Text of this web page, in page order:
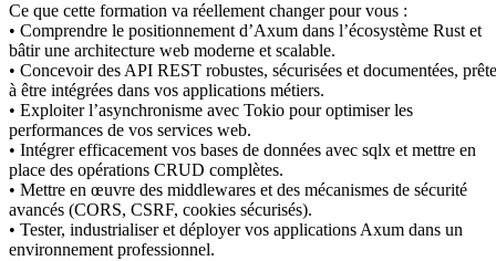
Ce que cette formation va réellement changer pour vous :
• Comprendre le positionnement d’Axum dans l’écosystème Rust et
bâtir une architecture web moderne et scalable.
• Concevoir des API REST robustes, sécurisées et documentées,
à être intégrées dans vos applications métiers.
• Exploiter l’asynchronisme avec Tokio pour optimiser les
performances de vos services web.
• Intégrer efficacement vos bases de données avec sqlx et mettre en
place des opérations CRUD complètes.
• Mettre en œuvre des middlewares et des mécanismes de sécurité
avancés (CORS, CSRF, cookies sécurisés).
• Tester, industrialiser et déployer vos applications Axum dans un
environnement professionnel.